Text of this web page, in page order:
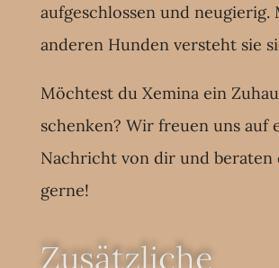
aufgeschlossen und neugierig.
anderen Hunden versteht sie
Möchtest du Xemina ein
schenken? Wir freuen uns auf
Nachricht von dir und beraten
gerne!
Zusätzliche